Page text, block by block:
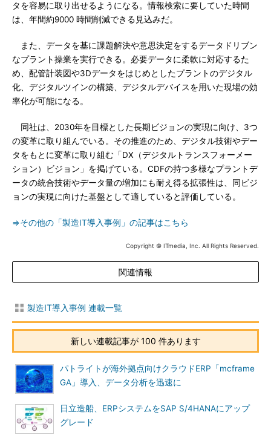
タを容易に取り出せるようになる。情報検索に要していた時間
は、年間約9000 時間削減できる見込みだ。
また、データを基に課題解決や意思決定をするデータドリブン
なプラント操業を実行できる。必要データに柔軟に対応するた
め、配管計装図や3Dデータをはじめとしたプラントのデジタル
化、デジタルツインの構築、デジタルデバイスを用いた現場の効
率化が可能になる。
同社は、2030年を目標とした長期ビジョンの実現に向け、3つ
の変革に取り組んでいる。その推進のため、デジタル技術やデー
タをもとに変革に取り組む「DX（デジタルトランスフォーメー
ション）ビジョン」を掲げている。CDFの持つ多様なプラントデ
ータの統合技術やデータ量の増加にも耐え得る拡張性は、同ビジ
ョンの実現に向けた基盤として適していると評価している。
⇒その他の「製造IT導入事例」の記事はこちら
Copyright © ITmedia, Inc. All Rights Reserved.
関連情報
製造IT導入事例 連載一覧
新しい連載記事が 100 件あります
パトライトが海外拠点向けクラウドERP「mcframe
GA」導入、データ分析を迅速に
日立造船、ERPシステムをSAP S/4HANAにアップ
グレード